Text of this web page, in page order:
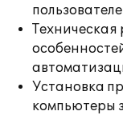
Установка
компьютеры